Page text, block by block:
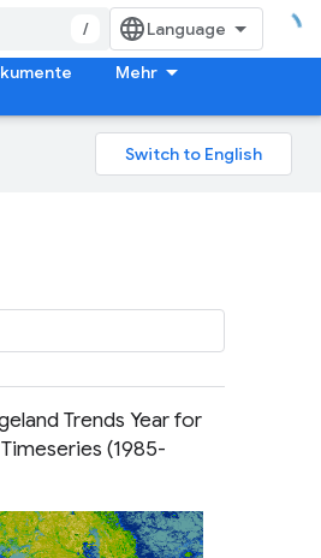
/
Mehr
Trends Year for
(1985-